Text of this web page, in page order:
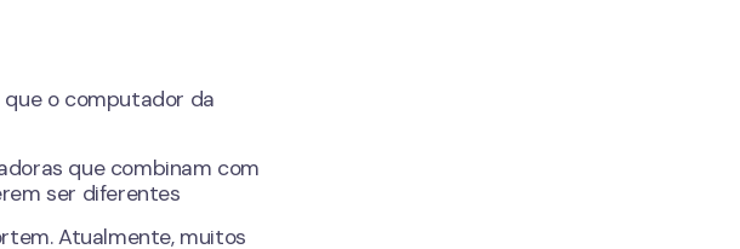
que o computador da
que combinam com
ser diferentes
Atualmente, muitos